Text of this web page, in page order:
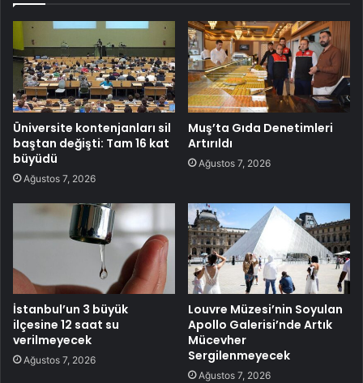
Üniversite kontenjanları sil
baştan değişti: Tam 16 kat
büyüdü
Ağustos 7, 2026
Muş’ta Gıda Denetimleri
Artırıldı
Ağustos 7, 2026
İstanbul’un 3 büyük
ilçesine 12 saat su
verilmeyecek
Ağustos 7, 2026
Louvre Müzesi’nin Soyulan
Apollo Galerisi’nde Artık
Mücevher
Sergilenmeyecek
Ağustos 7, 2026